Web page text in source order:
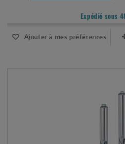
Expédié sous
Ajouter à mes préférences